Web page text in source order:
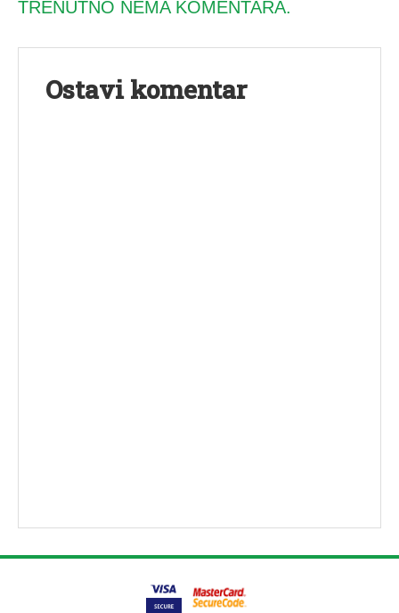
TRENUTNO NEMA KOMENTARA.
Ostavi komentar